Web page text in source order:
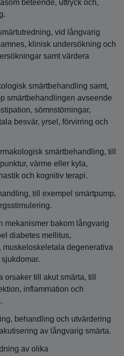
beteende, uttryck och,
vid långvarig
klinisk undersökning och
samt värdera
smärtbehandling samt,
smärtbehandlingen avseende
sömnstörningar,
besvär, yrsel, förvirring och
smärtbehandling, till
värme eller kyla,
och kognitiv terapi.
till exempel smärtpump,
mekanismer bakom långvarig
diabetes mellitus,
muskeloskeletala degenerativa
orsaker till akut smärta, till
inflammation och
behandling och utvärdering
av långvarig smärta.
av olika